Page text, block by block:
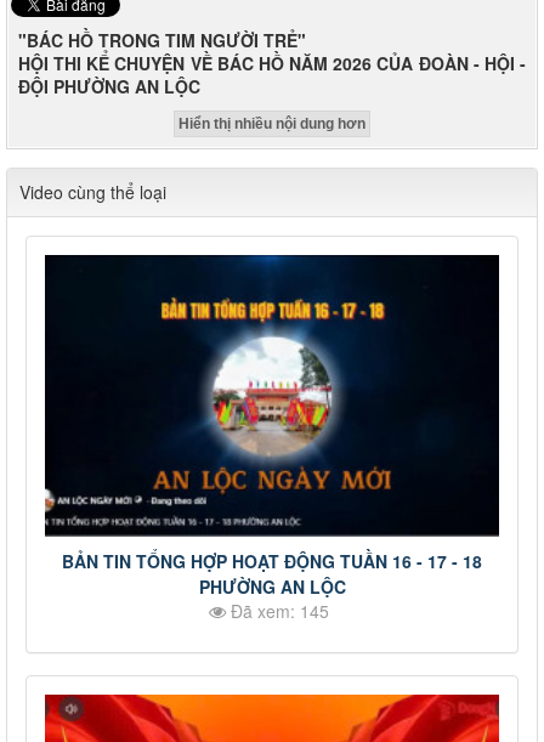
"BÁC HỒ TRONG TIM NGƯỜI TRẺ"
HỘI THI KỂ CHUYỆN VỀ BÁC HỒ NĂM 2026 CỦA ĐOÀN - HỘI -
ĐỘI PHƯỜNG AN LỘC
Hiển thị nhiều nội dung hơn
Video cùng thể loại
BẢN TIN TỔNG HỢP HOẠT ĐỘNG TUẦN 16 - 17 - 18
PHƯỜNG AN LỘC
Đã xem: 145